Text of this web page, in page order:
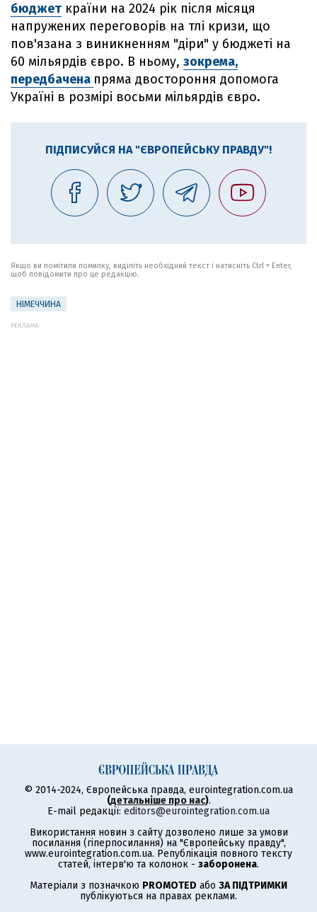
бюджет країни на 2024 рік після місяця
напружених переговорів на тлі кризи, що
пов'язана з виникненням "діри" у бюджеті на
60 мільярдів євро. В ньому, зокрема,
передбачена пряма двостороння допомога
Україні в розмірі восьми мільярдів євро.
ПІДПИСУЙСЯ НА "ЄВРОПЕЙСЬКУ ПРАВДУ"!
Якщо ви помітили помилку, виділіть необхідний текст і натисніть Ctrl + Enter,
щоб повідомити про це редакцію.
НІМЕЧЧИНА
РЕКЛАМА:
© 2014-2024, Європейська правда, eurointegration.com.ua
(детальніше про нас).
E-mail редакції: editors@eurointegration.com.ua
Використання новин з сайту дозволено лише за умови
посилання (гіперпосилання) на "Європейську правду",
www.eurointegration.com.ua. Републікація повного тексту
статей, інтерв'ю та колонок - заборонена.
Матеріали з позначкою PROMOTED або ЗА ПІДТРИМКИ
публікуються на правах реклами.